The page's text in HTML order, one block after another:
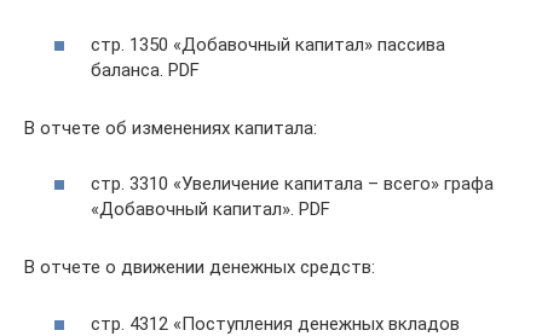
стр. 1350 «Добавочный капитал» пассива
баланса. PDF
В отчете об изменениях капитала:
стр. 3310 «Увеличение капитала – всего» графа
«Добавочный капитал». PDF
В отчете о движении денежных средств:
стр. 4312 «Поступления денежных вкладов